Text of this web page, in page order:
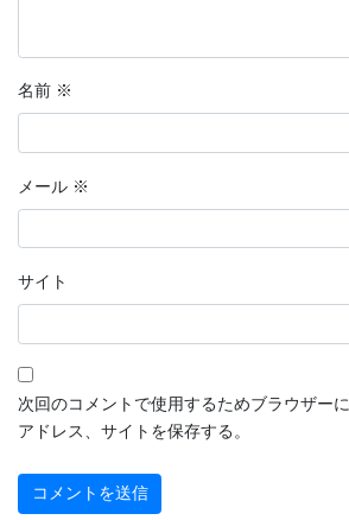
名前 ※
メール ※
サイト
次回のコメントで使用するためブラウザー
アドレス、サイトを保存する。